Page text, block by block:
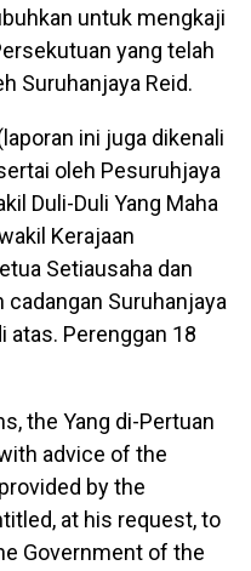
untuk mengkaji
yang telah
Suruhanjaya Reid.
ini juga dikenali
oleh Pesuruhjaya
Duli-Duli Yang Maha
Kerajaan
Setiausaha dan
cadangan Suruhanjaya
atas. Perenggan 18
the Yang di-Pertuan
advice of the
by the
at his request, to
Government of the